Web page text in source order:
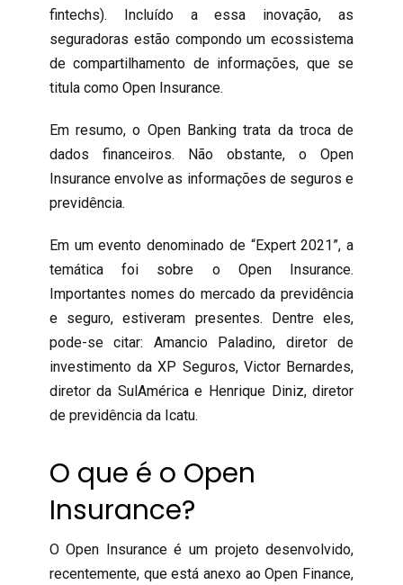
fintechs). Incluído a essa inovação, as
seguradoras estão compondo um ecossistema
de compartilhamento de informações, que se
titula como Open Insurance.
Em resumo, o Open Banking trata da troca de
dados financeiros. Não obstante, o Open
Insurance envolve as informações de seguros e
previdência.
Em um evento denominado de “Expert 2021”, a
temática foi sobre o Open Insurance.
Importantes nomes do mercado da previdência
e seguro, estiveram presentes. Dentre eles,
pode-se citar: Amancio Paladino, diretor de
investimento da XP Seguros, Victor Bernardes,
diretor da SulAmérica e Henrique Diniz, diretor
de previdência da Icatu.
O que é o Open
Insurance?
O Open Insurance é um projeto desenvolvido,
recentemente, que está anexo ao Open Finance,